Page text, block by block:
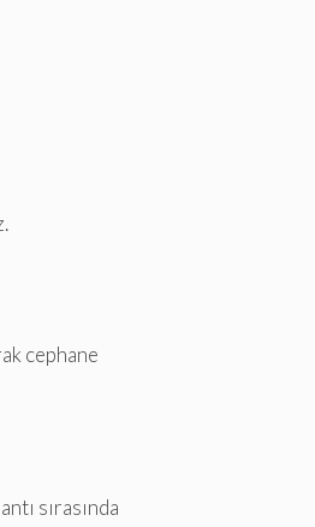
cephane
sırasında